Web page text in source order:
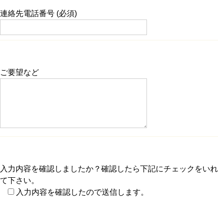
連絡先電話番号 (必須)
ご要望など
入力内容を確認しましたか？確認したら下記にチェックをいれ
て下さい。
入力内容を確認したので送信します。